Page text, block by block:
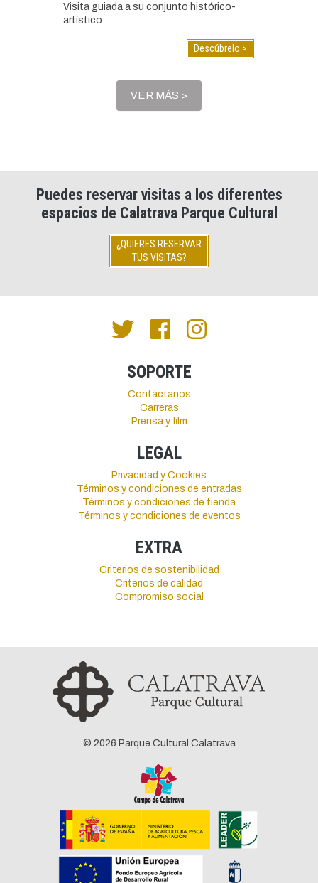
Visita guiada a su conjunto histórico-
artístico
Descúbrelo >
VER MÁS >
Puedes reservar visitas a los diferentes
espacios de Calatrava Parque Cultural
¿QUIERES RESERVAR
TUS VISITAS?
SOPORTE
Contáctanos
Carreras
Prensa y film
LEGAL
Privacidad y Cookies
Términos y condiciones de entradas
Términos y condiciones de tienda
Términos y condiciones de eventos
EXTRA
Criterios de sostenibilidad
Criterios de calidad
Compromiso social
© 2026 Parque Cultural Calatrava